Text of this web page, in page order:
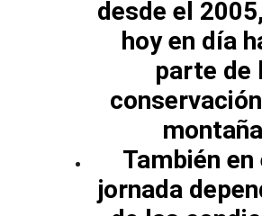
desde el
hoy en día
parte de
También
jornada